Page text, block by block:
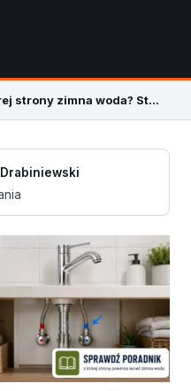
Z której strony zimna woda? Standard montażu baterii